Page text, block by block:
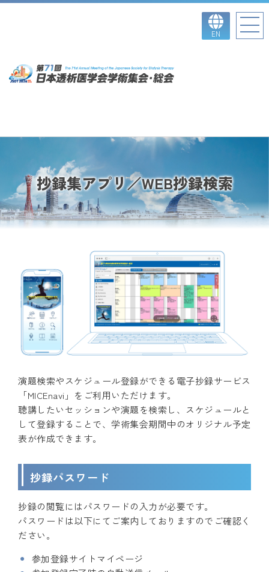
EN
抄録集アプリ／WEB抄録検索
演題検索やスケジュール登録ができる電子抄録サービス
「MICEnavi」をご利用いただけます。
聴講したいセッションや演題を検索し、スケジュールと
して登録することで、学術集会期間中のオリジナル予定
表が作成できます。
抄録パスワード
抄録の閲覧にはパスワードの入力が必要です。
パスワードは以下にてご案内しておりますのでご確認く
ださい。
参加登録サイトマイページ